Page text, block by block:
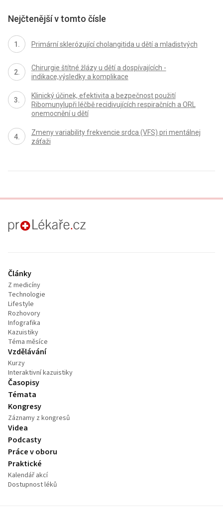
Nejčtenější v tomto čísle
Primární sklerózující cholangitida u dětí a mladistvých
Chirurgie štítné žlázy u dětí a dospívajících -
indikace,výsledky a komplikace
Klinický účinek, efektivita a bezpečnost použití
Ribomunylupři léčbě recidivujících respiračních a ORL
onemocnění u dětí
Zmeny variability frekvencie srdca (VFS) pri mentálnej
záťaži
proLékaře.cz
Články
Z medicíny
Technologie
Lifestyle
Rozhovory
Infografika
Kazuistiky
Téma měsíce
Vzdělávání
Kurzy
Interaktivní kazuistiky
Časopisy
Témata
Kongresy
Záznamy z kongresů
Videa
Podcasty
Práce v oboru
Praktické
Kalendář akcí
Dostupnost léků